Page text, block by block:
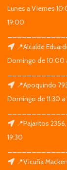
Lunes a Viernes
19:00
📍Alcalde
Domingo de 10:00
📍Apoquindo
Domingo de 11:30 a
📍Pajaritos
19:30
📍Vicuña